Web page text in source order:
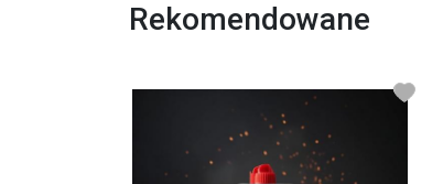
Rekomendowane